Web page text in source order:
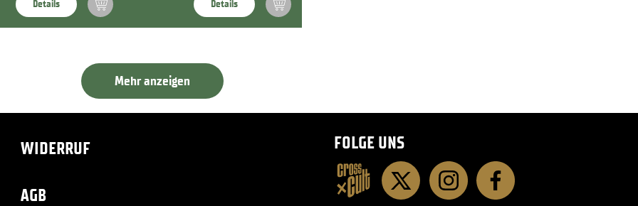
Details Details
Mehr anzeigen
WIDERRUF
AGB
FOLGE UNS